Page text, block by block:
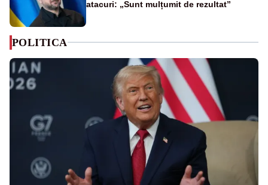
atacuri: „Sunt mulțumit de rezultat”
POLITICA